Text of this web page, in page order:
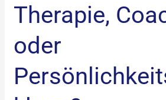
Therapie,
oder